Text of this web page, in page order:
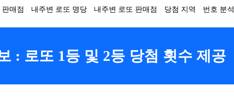
판매점 내주변 로또 명당 내주변 로또 판매점 당첨 지역
번호 분석
: 로또 1등 및 2등 당첨 횟수 제공